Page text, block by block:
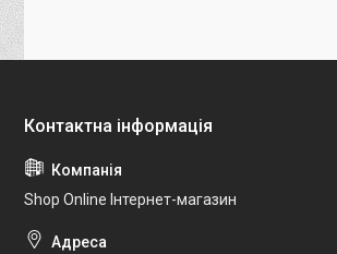
Shop Online Інтернет-магазин